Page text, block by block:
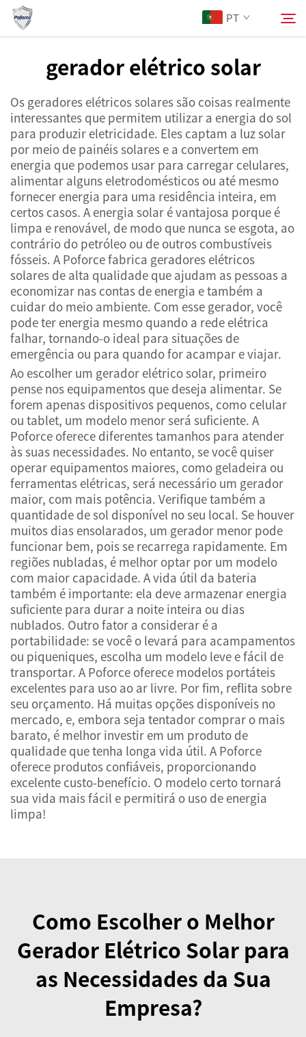
PT
Sobre Nós
Produtos
Serviços
Notícias
Contacte-nos
Pesquisar
gerador elétrico solar
Os geradores elétricos solares são coisas realmente
interessantes que permitem utilizar a energia do sol
para produzir eletricidade. Eles captam a luz solar
por meio de painéis solares e a convertem em
energia que podemos usar para carregar celulares,
alimentar alguns eletrodomésticos ou até mesmo
fornecer energia para uma residência inteira, em
certos casos. A energia solar é vantajosa porque é
limpa e renovável, de modo que nunca se esgota, ao
contrário do petróleo ou de outros combustíveis
fósseis. A Poforce fabrica geradores elétricos
solares de alta qualidade que ajudam as pessoas a
economizar nas contas de energia e também a
cuidar do meio ambiente. Com esse gerador, você
pode ter energia mesmo quando a rede elétrica
falhar, tornando-o ideal para situações de
emergência ou para quando for acampar e viajar.
Ao escolher um gerador elétrico solar, primeiro
pense nos equipamentos que deseja alimentar. Se
forem apenas dispositivos pequenos, como celular
ou tablet, um modelo menor será suficiente. A
Poforce oferece diferentes tamanhos para atender
às suas necessidades. No entanto, se você quiser
operar equipamentos maiores, como geladeira ou
ferramentas elétricas, será necessário um gerador
maior, com mais potência. Verifique também a
quantidade de sol disponível no seu local. Se houver
muitos dias ensolarados, um gerador menor pode
funcionar bem, pois se recarrega rapidamente. Em
regiões nubladas, é melhor optar por um modelo
com maior capacidade. A vida útil da bateria
também é importante: ela deve armazenar energia
suficiente para durar a noite inteira ou dias
nublados. Outro fator a considerar é a
portabilidade: se você o levará para acampamentos
ou piqueniques, escolha um modelo leve e fácil de
transportar. A Poforce oferece modelos portáteis
excelentes para uso ao ar livre. Por fim, reflita sobre
seu orçamento. Há muitas opções disponíveis no
mercado, e, embora seja tentador comprar o mais
barato, é melhor investir em um produto de
qualidade que tenha longa vida útil. A Poforce
oferece produtos confiáveis, proporcionando
excelente custo-benefício. O modelo certo tornará
sua vida mais fácil e permitirá o uso de energia
limpa!
Como Escolher o Melhor
Gerador Elétrico Solar para
as Necessidades da Sua
Empresa?